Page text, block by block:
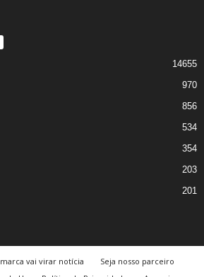
14655
970
856
534
354
203
201
marca vai virar notícia
Seja nosso parceiro